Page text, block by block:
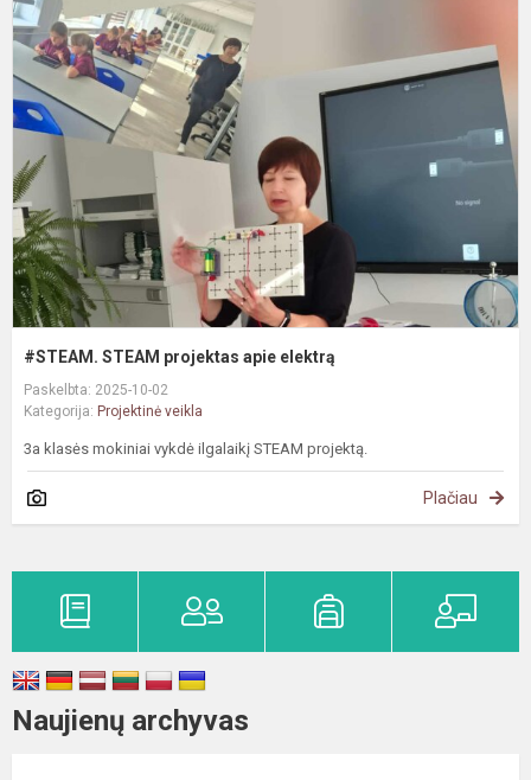
#STEAM. STEAM projektas apie elektrą
Paskelbta: 2025-10-02
Kategorija: Projektinė veikla
3a klasės mokiniai vykdė ilgalaikį STEAM projektą.
Plačiau
Naujienų archyvas